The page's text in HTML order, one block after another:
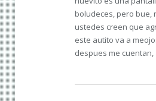
boludeces, pero bue,
ustedes creen que
este autito va a
despues me